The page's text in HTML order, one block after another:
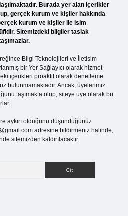
Burada yer alan içerikler
gerçek kurum ve kişiler hakkında
kurum ve kişiler ile isim
Sitemizdeki bilgiler taslak
Bilgi Teknolojileri ve İletişim
bir Yer Sağlayıcı olarak hizmet
içerikleri proaktif olarak denetleme
bulunmamaktadır. Ancak, üyelerimiz
taşımakta olup, siteye üye olarak bu
aykırı olduğunu düşündüğünüz
adresine bildirmeniz halinde,
sitemizden kaldırılacaktır.